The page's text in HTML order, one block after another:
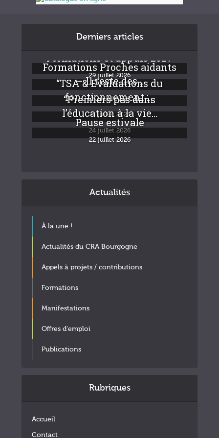
Derniers articles
Formations et appuis 2027
29 juillet 2026
Formations Proches aidants
– Il reste des...
24 juillet 2026
“TSA & Evaluations du
fonctionnement :...
24 juillet 2026
“Premiers pas dans
l’éducation à la vie...
24 juillet 2026
Pause estivale
22 juillet 2026
Actualités
À la une !
Actualités du CRA Bourgogne
Appels à projets / contributions
Formations
Manifestations
Offres d'emploi
Publications
Rubriques
Accueil
Contact